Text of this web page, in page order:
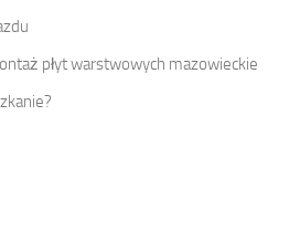
płyt warstwowych mazowieckie